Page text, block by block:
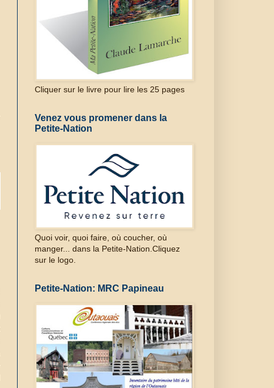
Cliquer sur le livre pour lire les 25 pages
Venez vous promener dans la
Petite-Nation
Quoi voir, quoi faire, où coucher, où
manger... dans la Petite-Nation.Cliquez
sur le logo.
Petite-Nation: MRC Papineau